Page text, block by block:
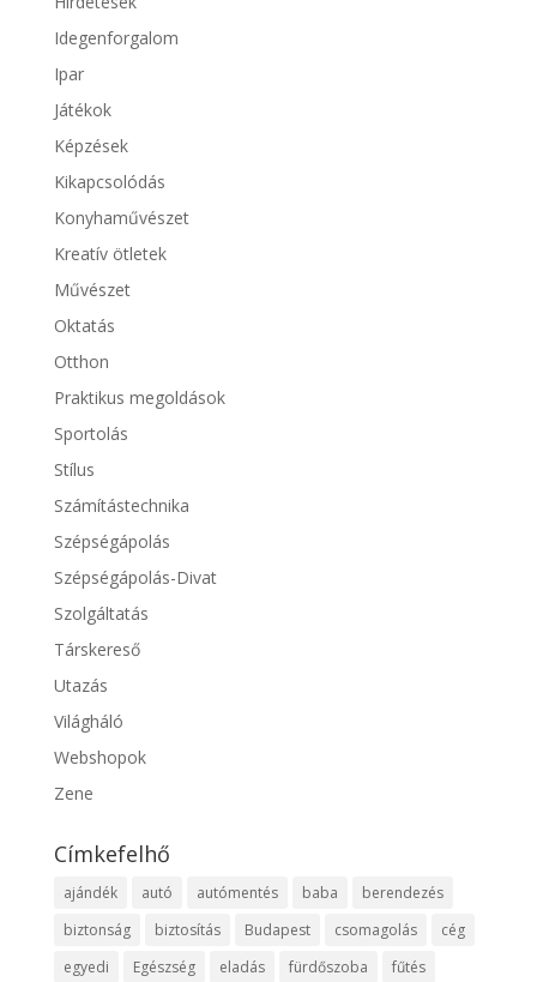
Idegenforgalom
Ipar
Játékok
Képzések
Kikapcsolódás
Konyhaművészet
Kreatív ötletek
Művészet
Oktatás
Otthon
Praktikus megoldások
Sportolás
Stílus
Számítástechnika
Szépségápolás
Szépségápolás-Divat
Szolgáltatás
Társkereső
Utazás
Világháló
Webshopok
Zene
Címkefelhő
ajándék autó autómentés baba
berendezés
biztonság
biztosítás Budapest csomagolás
cég
egyedi
Egészség eladás fürdőszoba fűtés